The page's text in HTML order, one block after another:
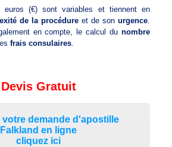
euros (€) sont variables et tiennent en
de la procédure et de sonurgence.
en compte, le calcul dunombre
frais consulaires.
Devis Gratuit
votre demande d'apostille
Falkland en ligne
cliquez ici